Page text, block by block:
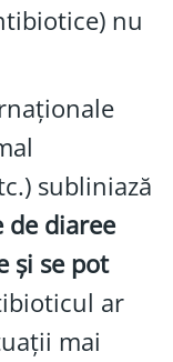
nu
subliniază
de diaree
și se pot
ar
mai